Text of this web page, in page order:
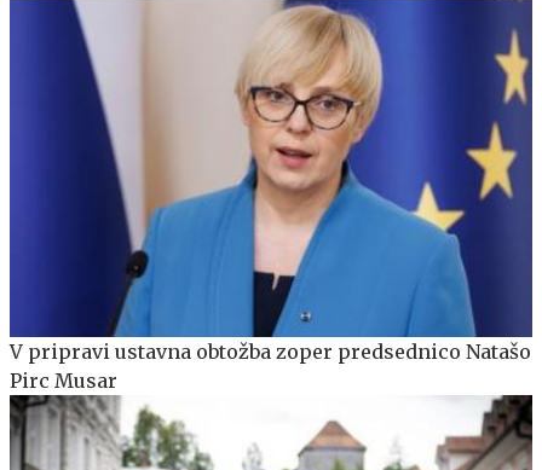
V pripravi ustavna obtožba zoper predsednico Natašo
Pirc Musar